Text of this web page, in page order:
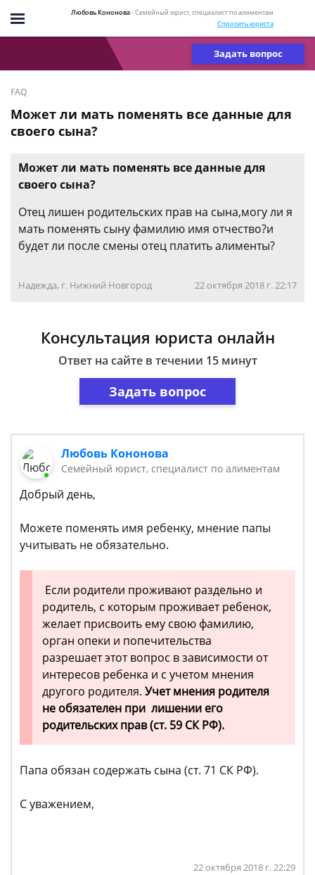
Любовь Кононова- Семейный юрист, специалист по алиментам
Спросить юриста
Задать вопрос
FAQ
Может ли мать поменять все данные для
своего сына?
Может ли мать поменять все данные для
своего сына?
Отец лишен родительских прав на сына,могу ли я
мать поменять сыну фамилию имя отчество?и
будет ли после смены отец платить алименты?
Надежда, г. Нижний Новгород 22 октября 2018 г. 22:17
Консультация юриста онлайн
Ответ на сайте в течении 15 минут
Задать вопрос
Любовь Кононова
Семейный юрист, специалист по алиментам
Добрый день,
Можете поменять имя ребенку, мнение папы
учитывать не обязательно.
Если родители проживают раздельно и
родитель, с которым проживает ребенок,
желает присвоить ему свою фамилию,
орган опеки и попечительства
разрешает этот вопрос в зависимости от
интересов ребенка и с учетом мнения
другого родителя. Учет мнения родителя
не обязателен при лишении его
родительских прав (ст. 59 СК РФ).
Папа обязан содержать сына (ст. 71 СК РФ).
С уважением,
22 октября 2018 г. 22:29